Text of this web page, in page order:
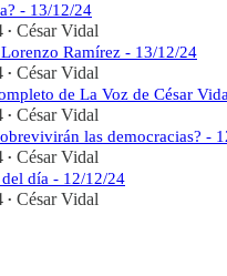
- 13/12/24
• César Vidal
Ramírez - 13/12/24
• César Vidal
de La Voz de César
• César Vidal
las democracias? -
• César Vidal
día - 12/12/24
• César Vidal